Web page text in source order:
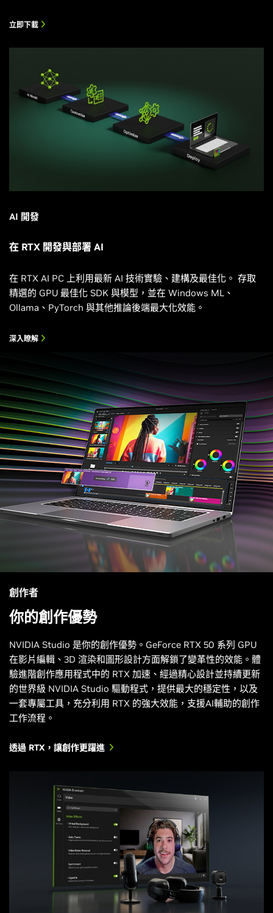
立即下載
AI 開發
在 RTX 開發與部署 AI
在 RTX AI PC 上利用最新 AI 技術實驗、建構及最佳化。 存取
精選的 GPU 最佳化 SDK 與模型，並在 Windows ML、
Ollama、PyTorch 與其他推論後端最大化效能。
深入瞭解
創作者
你的創作優勢
NVIDIA Studio 是你的創作優勢。GeForce RTX 50 系列 GPU
在影片編輯、3D 渲染和圖形設計方面解鎖了變革性的效能。體
驗進階創作應用程式中的 RTX 加速、經過精心設計並持續更新
的世界級 NVIDIA Studio 驅動程式，提供最大的穩定性，以及
一套專屬工具，充分利用 RTX 的強大效能，支援AI輔助的創作
工作流程。
透過 RTX，讓創作更躍進